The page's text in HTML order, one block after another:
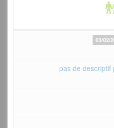
03/02/
pas de descriptif